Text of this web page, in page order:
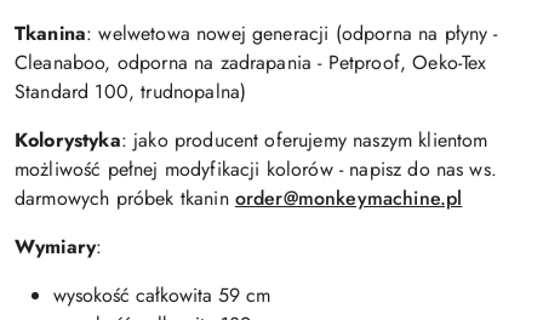
Tkanina: welwetowa nowej generacji (odporna na płyny -
Cleanaboo, odporna na zadrapania - Petproof, Oeko-Tex
Standard 100, trudnopalna)
Kolorystyka: jako producent oferujemy naszym klientom
możliwość pełnej modyfikacji kolorów - napisz do nas ws.
darmowych próbek tkanin order@monkeymachine.pl
Wymiary:
wysokość całkowita 59 cm